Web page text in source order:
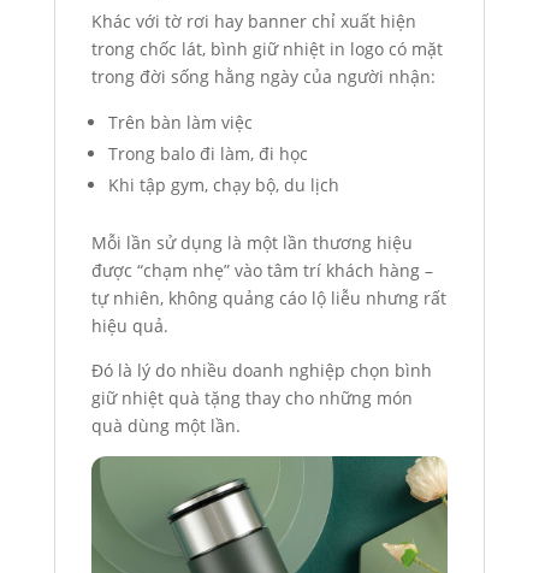
Khác với tờ rơi hay banner chỉ xuất hiện
trong chốc lát, bình giữ nhiệt in logo có mặt
trong đời sống hằng ngày của người nhận:
Trên bàn làm việc
Trong balo đi làm, đi học
Khi tập gym, chạy bộ, du lịch
Mỗi lần sử dụng là một lần thương hiệu
được “chạm nhẹ” vào tâm trí khách hàng –
tự nhiên, không quảng cáo lộ liễu nhưng rất
hiệu quả.
Đó là lý do nhiều doanh nghiệp chọn bình
giữ nhiệt quà tặng thay cho những món
quà dùng một lần.